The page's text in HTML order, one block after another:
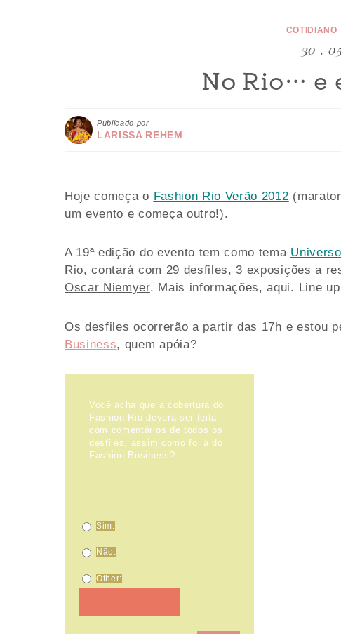
COTIDIANO
30 .
No Rio… e
Publicado por
LARISSA REHEM
Hoje começa o Fashion Rio Verão 2012
um evento e começa outro!).
A 19ª edição do evento tem como tema
Rio, contará com 29 desfiles, 3 exposições a
Oscar Niemyer. Mais informações, aqui. Line
Os desfiles ocorrerão a partir das 17h e estou
Business, quem apóia?
Você acha que a cobertura do
Fashion Rio deverá ser feita
com comentários de todos os
desfiles, assim como foi a do
Fashion Business?
Sim.
Não.
Other: